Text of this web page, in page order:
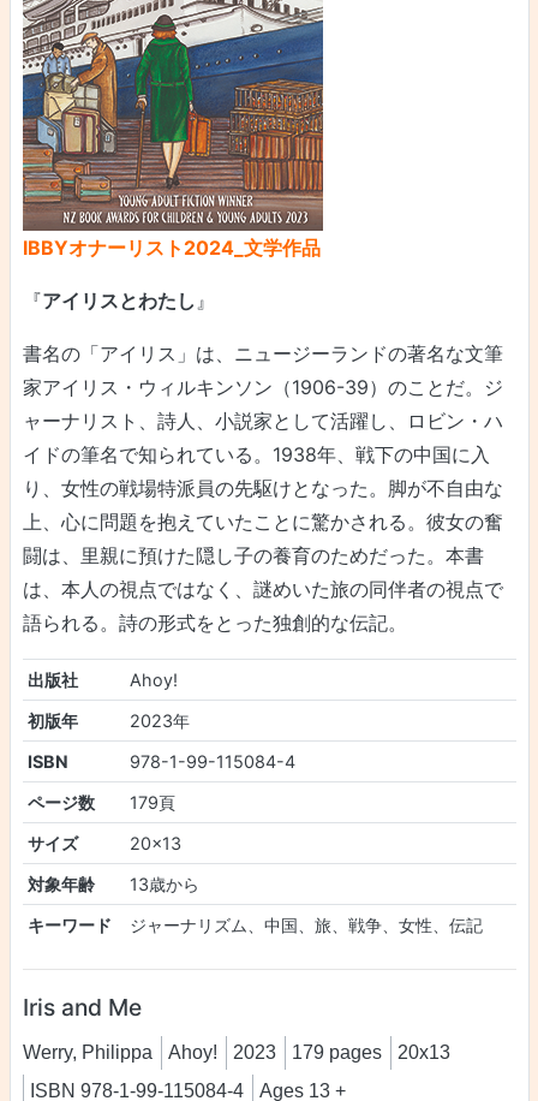
IBBYオナーリスト2024_文学作品
『アイリスとわたし 』
書名の「アイリス」は、ニュージーランドの著名な文筆
家アイリス・ウィルキンソン（1906-39）のことだ。ジ
ャーナリスト、詩人、小説家として活躍し、ロビン・ハ
イドの筆名で知られている。1938年、戦下の中国に入
り、女性の戦場特派員の先駆けとなった。脚が不自由な
上、心に問題を抱えていたことに驚かされる。彼女の奮
闘は、里親に預けた隠し子の養育のためだった。本書
は、本人の視点ではなく、謎めいた旅の同伴者の視点で
語られる。詩の形式をとった独創的な伝記。
出版社
Ahoy!
初版年
2023年
ISBN
978-1-99-115084-4
ページ数
179頁
サイズ
20x13
対象年齢
13歳から
キーワード
ジャーナリズム、中国、旅、戦争、女性、伝記
Iris and Me
Werry, Philippa Ahoy! 2023 179 pages
20x13
ISBN 978-1-99-115084-4
Ages 13 +